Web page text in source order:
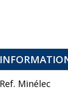
Ref. Minélec